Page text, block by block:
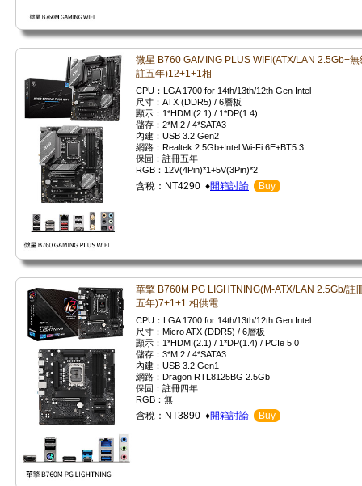
微星 B760 GAMING PLUS WIFI(ATX/LAN 2.5Gb+無
註五年)12+1+1相
CPU：LGA 1700 for 14th/13th/12th Gen Intel
尺寸：ATX (DDR5) / 6層板
顯示：1*HDMI(2.1) / 1*DP(1.4)
儲存：2*M.2 / 4*SATA3
內建：USB 3.2 Gen2
網路：Realtek 2.5Gb+Intel Wi-Fi 6E+BT5.3
保固：註冊五年
RGB：12V(4Pin)*1+5V(3Pin)*2
含稅：NT4290 ♦開箱討論 Buy
華擎 B760M PG LIGHTNING(M-ATX/LAN 2.5Gb/註
五年)7+1+1 相供電
CPU：LGA 1700 for 14th/13th/12th Gen Intel
尺寸：Micro ATX (DDR5) / 6層板
顯示：1*HDMI(2.1) / 1*DP(1.4) / PCIe 5.0
儲存：3*M.2 / 4*SATA3
內建：USB 3.2 Gen1
網路：Dragon RTL8125BG 2.5Gb
保固：註冊四年
RGB：無
含稅：NT3890 ♦開箱討論 Buy